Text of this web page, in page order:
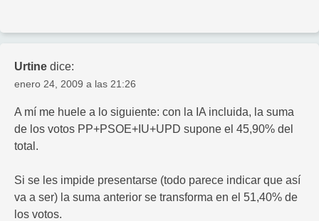
Urtine dice:
enero 24, 2009 a las 21:26
A mí me huele a lo siguiente: con la IA incluida, la suma
de los votos PP+PSOE+IU+UPD supone el 45,90% del
total.
Si se les impide presentarse (todo parece indicar que así
va a ser) la suma anterior se transforma en el 51,40% de
los votos.